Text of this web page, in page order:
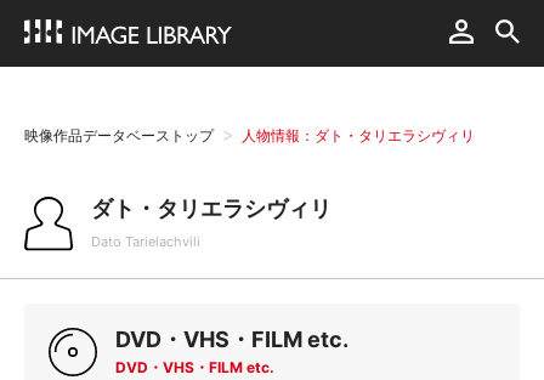
映像作品データベーストップ 人物情報：ダト・タリエラシヴィリ
ダト・タリエラシヴィリ
Dato Tarielachvili
DVD・VHS・FILM etc.
DVD・VHS・FILM etc.